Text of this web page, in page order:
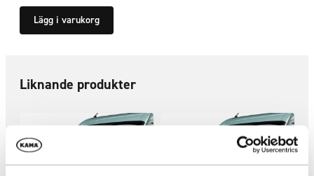
Lägg i varukorg
Liknande produkter